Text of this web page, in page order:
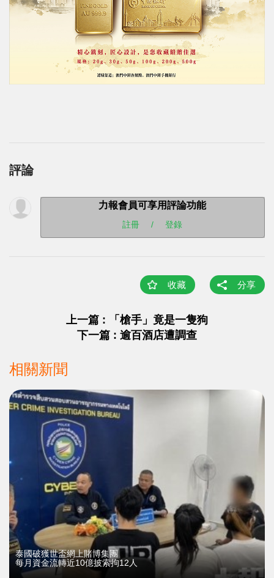
評論
力報會員可享用評論功能
註冊 / 登錄
收藏 分享
上一篇 : 「槍手」竟是一隻狗
下一篇 : 逾百酒店遭調查
相關新聞
泰國破獲世盃網上賭博集團
每月資金流轉近10億披索拘12人